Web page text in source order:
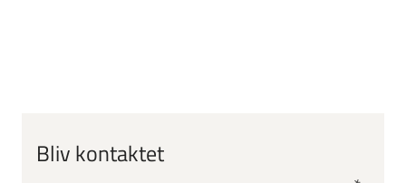
Bliv kontaktet